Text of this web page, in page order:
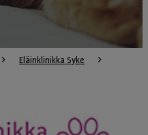
Eläinklinikka Syke